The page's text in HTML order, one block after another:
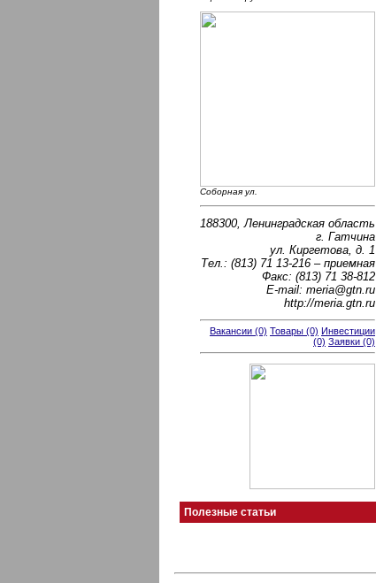
Соборная ул.
188300, Ленинградская область
г. Гатчина
ул. Киргетова, д. 1
Тел.: (813) 71 13-216 – приемная
Факс: (813) 71 38-812
E-mail: meria@gtn.ru
http://meria.gtn.ru
Вакансии (0) Товары (0) Инвестиции
(0) Заявки (0)
Полезные статьи